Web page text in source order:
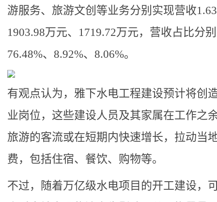
游服务、旅游文创等业务分别实现营收
1903.98万元、1719.72万元，营收占比分
76.48%、8.92%、8.06%。
有观点认为，雅下水电工程建设预计将创
业岗位，这些建设人员及其家属在工作之
旅游的客流或在短期内快速增长，拉动当
费，包括住宿、餐饮、购物等。
不过，随着万亿级水电项目的开工建设，